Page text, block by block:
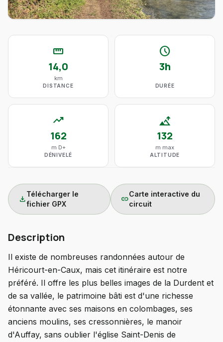
straighten
14,0
km
DISTANCE
schedule
3h
DURÉE
trending_up
162
m D+
DÉNIVELÉ
altitude
132
m max
ALTITUDE
download
Télécharger le
fichier GPX
link
Carte interactive du
circuit
Description
Il existe de nombreuses randonnées autour de
Héricourt-en-Caux, mais cet itinéraire est notre
préféré. Il offre les plus belles images de la Durdent et
de sa vallée, le patrimoine bâti est d'une richesse
étonnante avec ses maisons en colombages, ses
anciens moulins, ses cressonnières, le manoir
d'Auffay, sans oublier l'église Saint-Denis de